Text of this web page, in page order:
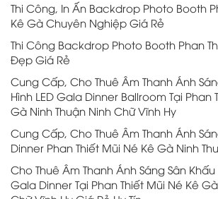
Thi Công, In Ấn Backdrop Photo Booth
Kê Gà Chuyên Nghiệp Giá Rẻ
Thi Công Backdrop Photo Booth Phan
Đẹp Giá Rẻ
Cung Cấp, Cho Thuê Âm Thanh Ánh
Hình LED Gala Dinner Ballroom Tại Phan
Gà Ninh Thuận Ninh Chữ Vĩnh Hy
Cung Cấp, Cho Thuê Âm Thanh Ánh
Dinner Phan Thiết Mũi Né Kê Gà Ninh
Cho Thuê Âm Thanh Ánh Sáng Sân Khấu
Gala Dinner Tại Phan Thiết Mũi Né Kê